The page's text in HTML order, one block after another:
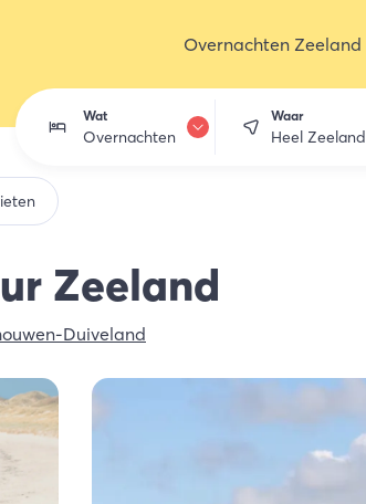
Overnachten Zeeland
Wat
Overnachten
Activiteiten
Waar
Heel Zeeland
Zeeland
Duiveland